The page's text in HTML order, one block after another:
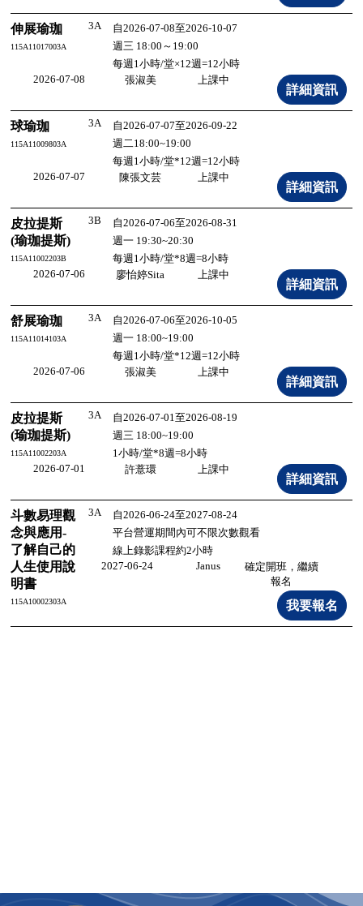
伸展瑜珈
115A11017003A
3A
自2026-07-08至2026-10-07
週三 18:00～19:00
每週1小時/堂×12週=12小時
2026-07-08
張淑美 上課中
球瑜珈
115A11009803A
3A
自2026-07-07至2026-09-22
週二18:00~19:00
每週1小時/堂*12週=12小時
2026-07-07
陳張文芸 上課中
皮拉提斯
(瑜珈提斯)
115A11002203B
3B
自2026-07-06至2026-08-31
週一 19:30~20:30
每週1小時/堂*8週=8小時
2026-07-06
廖怡婷Sita 上課中
舒展瑜珈
115A11014103A
3A
自2026-07-06至2026-10-05
週一 18:00~19:00
每週1小時/堂*12週=12小時
2026-07-06
張淑美 上課中
皮拉提斯
(瑜珈提斯)
115A11002203A
3A
自2026-07-01至2026-08-19
週三 18:00~19:00
1小時/堂*8週=8小時
2026-07-01
許薏環 上課中
斗數易理觀
念與應用-
了解自己的
人生使用說
明書
115A10002303A
3A
自2026-06-24至2027-08-24
平台營運期間內可不限次數觀看
線上錄影課程約2小時
2027-06-24
Janus
確定開班，繼續
報名